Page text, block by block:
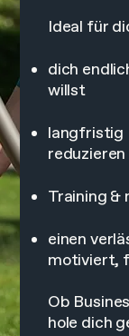
Ideal für
dich
willst
langfristig
Training
einen
motiviert,
Ob
hole dich